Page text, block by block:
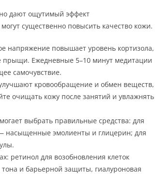
дают ощутимый эффект
существенно повысить качество кожи.
напряжение повышает уровень кортизола,
прыщи. Ежедневные 5–10 минут медитации
самочувствие.
кровообращение и обмен веществ,
очищать кожу после занятий и увлажнять
выбрать правильные средства: для
насыщенные эмолиенты и глицерин; для
ретинол для возобновления клеток
и барьерной защиты, гиалуроновая